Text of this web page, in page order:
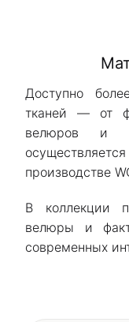
Доступно
тканей — от
велюров и
производстве
В коллекции
велюры и
современных